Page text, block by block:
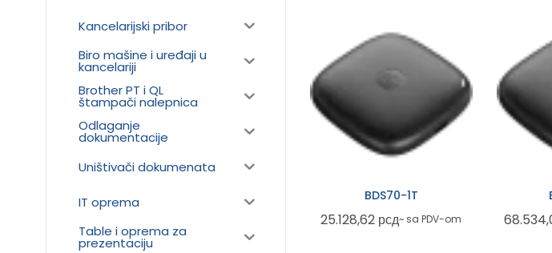
BDS70-1T
25.128,62 рсд~ sa PDV-om
Kancelarijski pribor
Biro mašine i uređaji u
kancelariji
Brother PT i QL
štampači nalepnica
Odlaganje
dokumentacije
Uništivači dokumenata
IT oprema
Table i oprema za
prezentaciju